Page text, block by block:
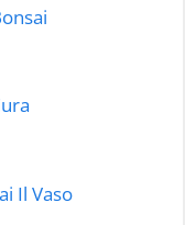
Il Vaso